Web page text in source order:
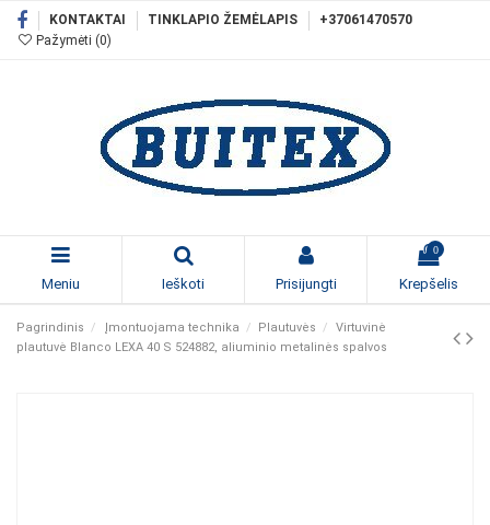
KONTAKTAI TINKLAPIO ŽEMĖLAPIS
+37061470570
Pažymėti (0)
Meniu Ieškoti Prisijungti
0
Krepšelis
Pagrindinis Įmontuojama technika Plautuvės
Virtuvinė
plautuvė Blanco LEXA 40 S 524882, aliuminio metalinės spalvos